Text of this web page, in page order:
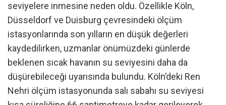
seviyelere inmesine neden oldu. Özellikle Köln,
Düsseldorf ve Duisburg çevresindeki ölçüm
istasyonlarında son yılların en düşük değerleri
kaydedilirken, uzmanlar önümüzdeki günlerde
beklenen sıcak havanın su seviyesini daha da
düşürebileceği uyarısında bulundu. Köln’deki Ren
Nehri ölçüm istasyonunda salı sabahı su seviyesi